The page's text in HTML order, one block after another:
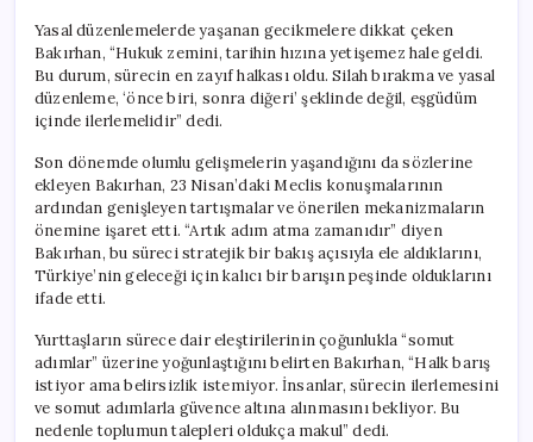
Yasal düzenlemelerde yaşanan gecikmelere dikkat çeken
Bakırhan, “Hukuk zemini, tarihin hızına yetişemez hale geldi.
Bu durum, sürecin en zayıf halkası oldu. Silah bırakma ve yasal
düzenleme, ‘önce biri, sonra diğeri’ şeklinde değil, eşgüdüm
içinde ilerlemelidir” dedi.
Son dönemde olumlu gelişmelerin yaşandığını da sözlerine
ekleyen Bakırhan, 23 Nisan’daki Meclis konuşmalarının
ardından genişleyen tartışmalar ve önerilen mekanizmaların
önemine işaret etti. “Artık adım atma zamanıdır” diyen
Bakırhan, bu süreci stratejik bir bakış açısıyla ele aldıklarını,
Türkiye’nin geleceği için kalıcı bir barışın peşinde olduklarını
ifade etti.
Yurttaşların sürece dair eleştirilerinin çoğunlukla “somut
adımlar” üzerine yoğunlaştığını belirten Bakırhan, “Halk barış
istiyor ama belirsizlik istemiyor. İnsanlar, sürecin ilerlemesini
ve somut adımlarla güvence altına alınmasını bekliyor. Bu
nedenle toplumun talepleri oldukça makul” dedi.